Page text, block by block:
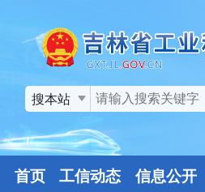
搜本站
首页 工信动态 信息公开